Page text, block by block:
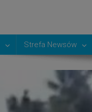
Strefa Newsów